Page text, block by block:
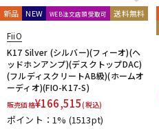
新品 NEW WEB注文店頭受取可 送料無料
FiiO
K17 Silver (シルバー)(フィーオ)(ヘ
ッドホンアンプ)(デスクトップDAC)
(フルディスクリートAB級)(ホームオ
ーディオ)(FIO-K17-S)
販売価格¥166,515(税込)
ポイント：1% (1513pt)